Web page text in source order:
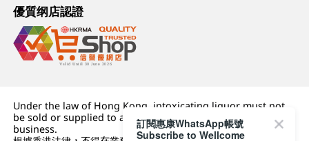
優質纲店認證
Under the law of Hong Kong, intoxicating liquor must not
be sold or supplied to a minor (under 18) in the course of
business.
訂閱惠康WhatsApp帳號
Subscribe to Wellcome